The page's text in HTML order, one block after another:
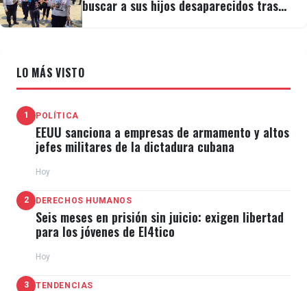
buscar a sus hijos desaparecidos tras
LO MÁS VISTO
1 POLÍTICA
EEUU sanciona a empresas de armamento y altos
jefes militares de la dictadura cubana
Hoy
2 DERECHOS HUMANOS
Seis meses en prisión sin juicio: exigen libertad
para los jóvenes de El4tico
Hoy
3 TENDENCIAS